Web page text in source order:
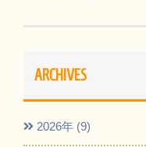
ARCHIVES
2026年 (9)